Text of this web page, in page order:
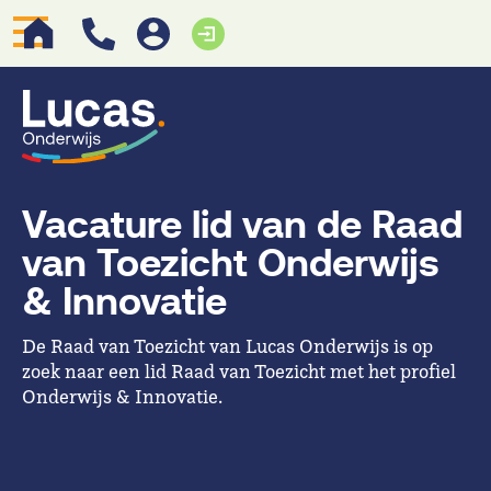
Vacature lid van de Raad
van Toezicht Onderwijs
& Innovatie
De Raad van Toezicht van Lucas Onderwijs is op
zoek naar een lid Raad van Toezicht met het profiel
Onderwijs & Innovatie.